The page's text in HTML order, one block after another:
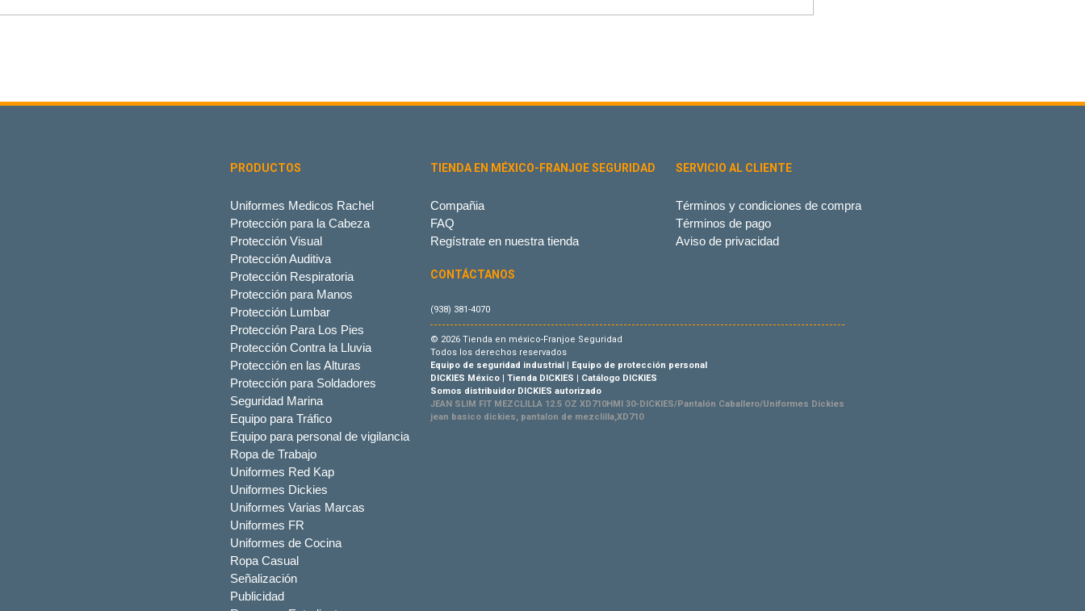
PRODUCTOS
Uniformes Medicos Rachel
Protección para la Cabeza
Protección Visual
Protección Auditiva
Protección Respiratoria
Protección para Manos
Protección Lumbar
Protección Para Los Pies
Protección Contra la Lluvia
Protección en las Alturas
Protección para Soldadores
Seguridad Marina
Equipo para Tráfico
Equipo para personal de vigilancia
Ropa de Trabajo
Uniformes Red Kap
Uniformes Dickies
Uniformes Varias Marcas
Uniformes FR
Uniformes de Cocina
Ropa Casual
Señalización
Publicidad
TIENDA EN MÉXICO-FRANJOE SEGURIDAD
Compañia
FAQ
Regístrate en nuestra tienda
SERVICIO AL CLIENTE
Términos y condiciones de compra
Términos de pago
Aviso de privacidad
CONTÁCTANOS
(938) 381-4070
© 2026 Tienda en méxico-Franjoe Seguridad
Todos los derechos reservados
Equipo de seguridad industrial| Equipo de protección personal
DICKIES México| Tienda DICKIES | Catálogo DICKIES
Somos distribuidor DICKIES autorizado
JEAN SLIM FIT MEZCLILLA 12.5 OZ XD710HMI 30-DICKIES/Pantalón Caballero/Uniformes Dickies
jean basico dickies, pantalon de mezclilla,XD710